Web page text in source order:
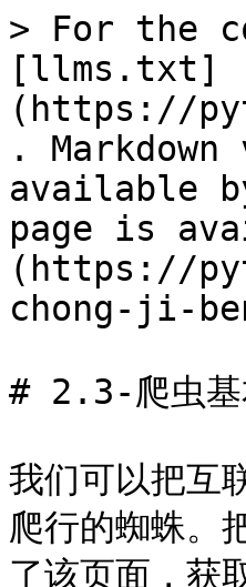
> For the
[llms.txt]
(https://
.
available
page is
(https://
chong-ji-
# 2.3-爬虫基
我们可以把互
爬行的蜘蛛。
了该页面，获